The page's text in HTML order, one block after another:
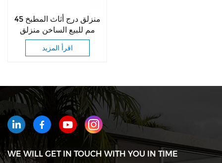
منزلق درج أثاث المطبخ 45
مم للبيع الساخن منزلق
درج منزلق دفع للفتح
محمل كروي منزلق درج
اقرأ المزيد
WE WILL GET IN TOUCH WITH YOU IN TIME